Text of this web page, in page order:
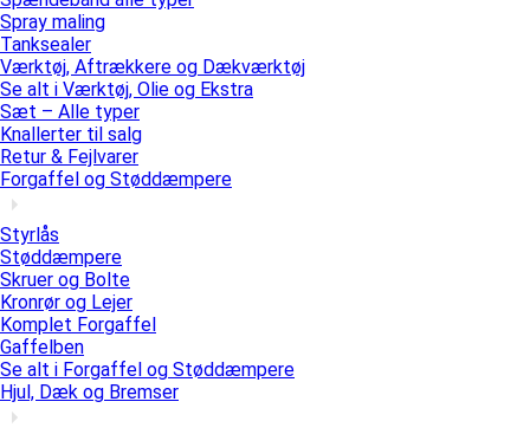
Spray maling
Tanksealer
Værktøj, Aftrækkere og Dækværktøj
Se alt i Værktøj, Olie og Ekstra
Sæt – Alle typer
Knallerter til salg
Retur & Fejlvarer
Forgaffel og Støddæmpere
Styrlås
Støddæmpere
Skruer og Bolte
Kronrør og Lejer
Komplet Forgaffel
Gaffelben
Se alt i Forgaffel og Støddæmpere
Hjul, Dæk og Bremser